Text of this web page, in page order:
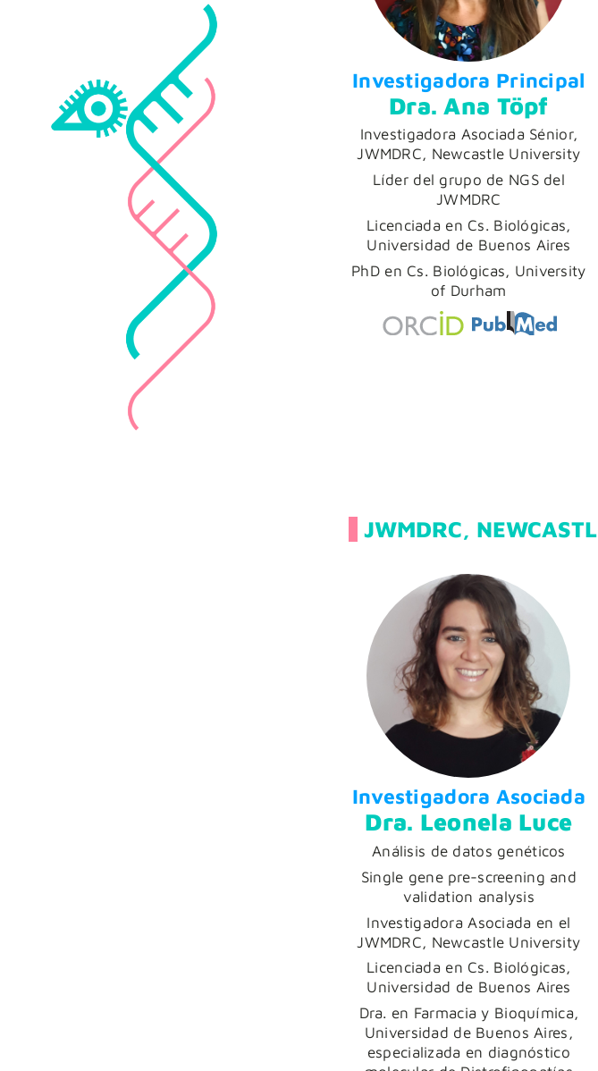
Investigadora Principal
Dra. Ana Töpf
Investigadora Asociada Sénior,
JWMDRC, Newcastle University
Líder del grupo de NGS del
JWMDRC
Licenciada en Cs. Biológicas,
Universidad de Buenos Aires
PhD en Cs. Biológicas, University
of Durham
JWMDRC,
Investigadora Asociada
Dra. Leonela Luce
Análisis de datos genéticos
Single gene pre-screening and
validation analysis
Investigadora Asociada en el
JWMDRC, Newcastle University
Licenciada en Cs. Biológicas,
Universidad de Buenos Aires
Dra. en Farmacia y Bioquímica,
Universidad de Buenos Aires,
especializada en diagnóstico